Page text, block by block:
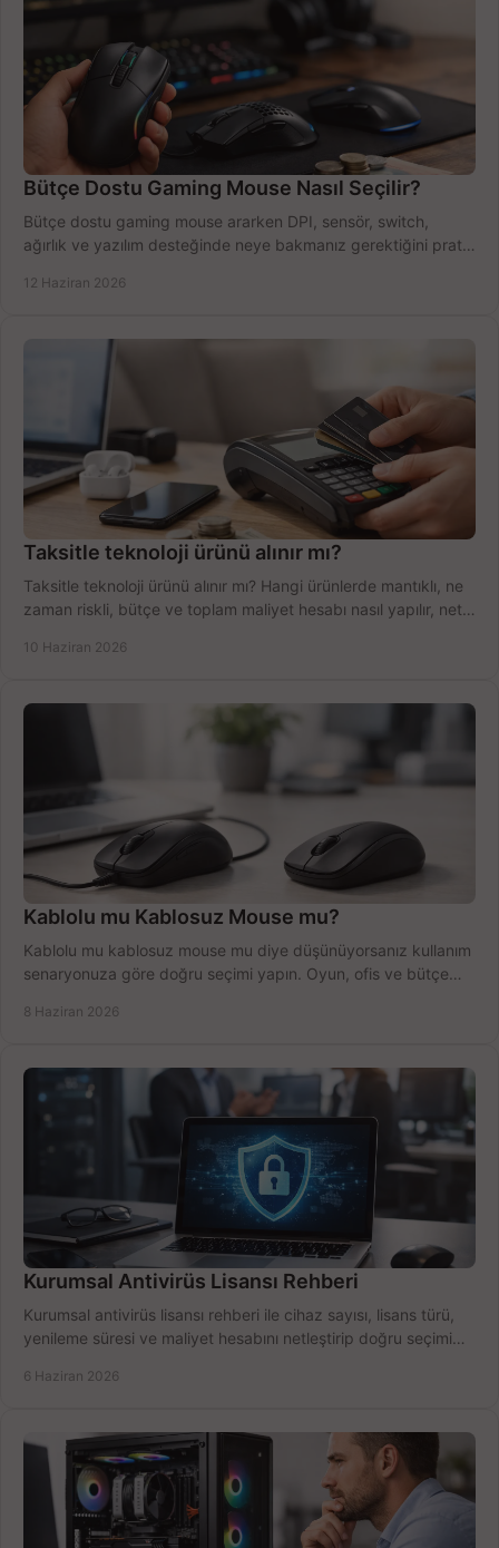
Bütçe Dostu Gaming Mouse Nasıl Seçilir?
Bütçe dostu gaming mouse ararken DPI, sensör, switch,
ağırlık ve yazılım desteğinde neye bakmanız gerektiğini pratik
12 Haziran 2026
Taksitle teknoloji ürünü alınır mı?
Taksitle teknoloji ürünü alınır mı? Hangi ürünlerde mantıklı, ne
zaman riskli, bütçe ve toplam maliyet hesabı nasıl yapılır, net
10 Haziran 2026
Kablolu mu Kablosuz Mouse mu?
Kablolu mu kablosuz mouse mu diye düşünüyorsanız kullanım
senaryonuza göre doğru seçimi yapın. Oyun, ofis ve bütçe
8 Haziran 2026
Kurumsal Antivirüs Lisansı Rehberi
Kurumsal antivirüs lisansı rehberi ile cihaz sayısı, lisans türü,
yenileme süresi ve maliyet hesabını netleştirip doğru seçimi
6 Haziran 2026